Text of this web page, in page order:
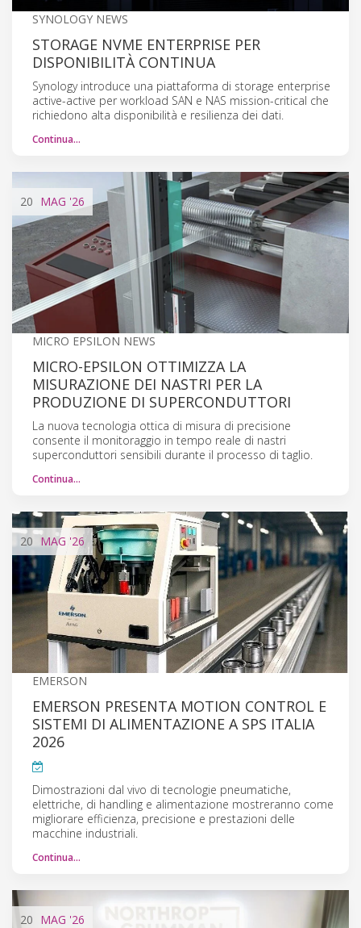
SYNOLOGY NEWS
STORAGE NVME ENTERPRISE PER
DISPONIBILITÀ CONTINUA
Synology introduce una piattaforma di storage enterprise
active-active per workload SAN e NAS mission-critical che
richiedono alta disponibilità e resilienza dei dati.
Continua…
20 MAG '26
MICRO EPSILON NEWS
MICRO-EPSILON OTTIMIZZA LA
MISURAZIONE DEI NASTRI PER LA
PRODUZIONE DI SUPERCONDUTTORI
La nuova tecnologia ottica di misura di precisione
consente il monitoraggio in tempo reale di nastri
superconduttori sensibili durante il processo di taglio.
Continua…
20 MAG '26
EMERSON
EMERSON PRESENTA MOTION CONTROL E
SISTEMI DI ALIMENTAZIONE A SPS ITALIA
2026
Dimostrazioni dal vivo di tecnologie pneumatiche,
elettriche, di handling e alimentazione mostreranno come
migliorare efficienza, precisione e prestazioni delle
macchine industriali.
Continua…
20 MAG '26